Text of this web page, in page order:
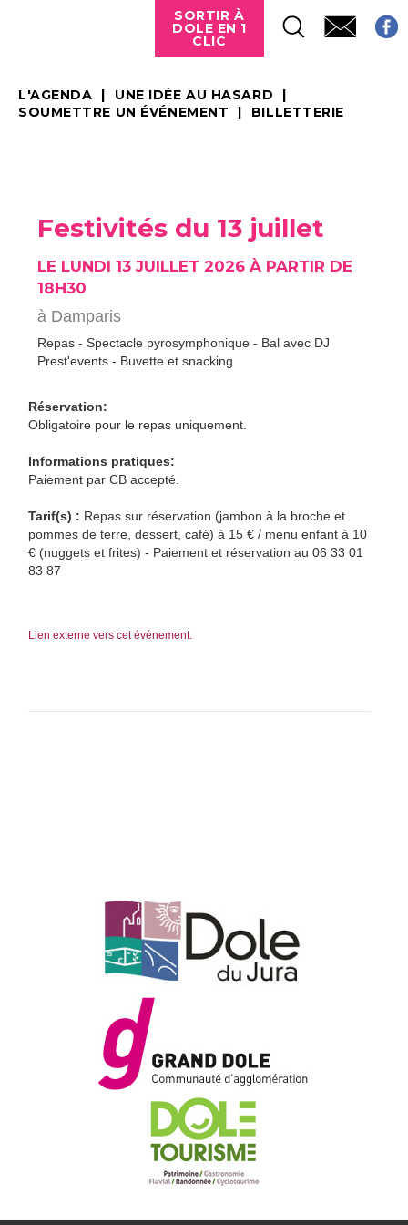
SORTIR À
DOLE EN 1
CLIC
L'AGENDA
UNE IDÉE AU HASARD
SOUMETTRE UN ÉVÉNEMENT
BILLETTERIE
Festivités du 13 juillet
LE LUNDI 13 JUILLET 2026 À PARTIR DE
18H30
à Damparis
Repas - Spectacle pyrosymphonique - Bal avec DJ
Prest'events - Buvette et snacking
Réservation:
Obligatoire pour le repas uniquement.
Informations pratiques:
Paiement par CB accepté.
Tarif(s) : Repas sur réservation (jambon à la broche et
pommes de terre, dessert, café) à 15 € / menu enfant à 10
€ (nuggets et frites) - Paiement et réservation au 06 33 01
83 87
Lien externe vers cet évènement.